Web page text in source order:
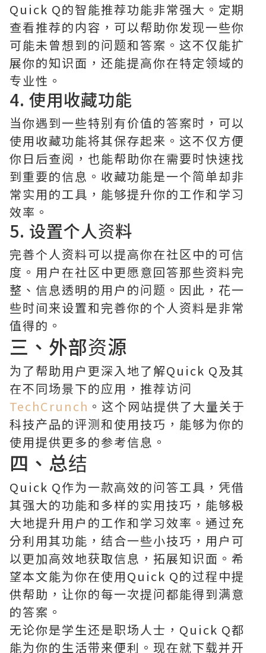
Quick Q的智能推荐功能非常强大。定期
查看推荐的内容，可以帮助你发现一些你
可能未曾想到的问题和答案。这不仅能扩
展你的知识面，还能提高你在特定领域的
专业性。
4. 使用收藏功能
当你遇到一些特别有价值的答案时，可以
使用收藏功能将其保存起来。这不仅方便
你日后查阅，也能帮助你在需要时快速找
到重要的信息。收藏功能是一个简单却非
常实用的工具，能够提升你的工作和学习
效率。
5. 设置个人资料
完善个人资料可以提高你在社区中的可信
度。用户在社区中更愿意回答那些资料完
整、信息透明的用户的问题。因此，花一
些时间来设置和完善你的个人资料是非常
值得的。
三、外部资源
为了帮助用户更深入地了解Quick Q及其
在不同场景下的应用，推荐访问
TechCrunch 。这个网站提供了大量关于
科技产品的评测和使用技巧，能够为你的
使用提供更多的参考信息。
四、总结
Quick Q作为一款高效的问答工具，凭借
其强大的功能和多样的实用技巧，能够极
大地提升用户的工作和学习效率。通过充
分利用其功能，结合一些小技巧，用户可
以更加高效地获取信息，拓展知识面。希
望本文能为你在使用Quick Q的过程中提
供帮助，让你的每一次提问都能得到满意
的答案。
无论你是学生还是职场人士，Quick Q都
能为你的生活带来便利。现在就下载并开